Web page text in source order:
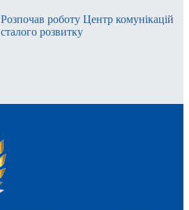
Розпочав роботу Центр комунікацій
сталого розвитку